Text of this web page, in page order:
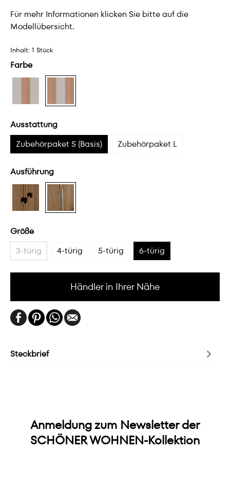
Für mehr Informationen klicken Sie bitte auf die
Modellübersicht.
Inhalt: 1 Stück
Farbe
Ausstattung
Zubehörpaket S (Basis)
Zubehörpaket L
Ausführung
Größe
3-türig
4-türig 5-türig 6-türig
Händler in Ihrer Nähe
Steckbrief
Anmeldung zum Newsletter der
SCHÖNER WOHNEN-Kollektion